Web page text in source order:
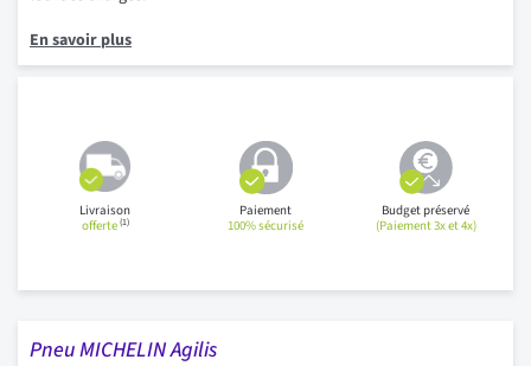
En savoir plus
Livraison
offerte(1)
Paiement
100% sécurisé
Budget préservé
(Paiement 3x et 4x)
Pneu MICHELIN Agilis